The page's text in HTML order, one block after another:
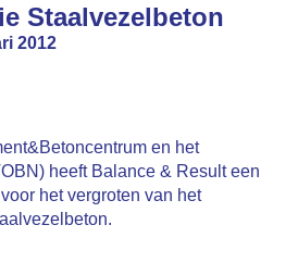
Staalvezelbeton
2012
en het
heeft Balance & Result een
het vergroten van het